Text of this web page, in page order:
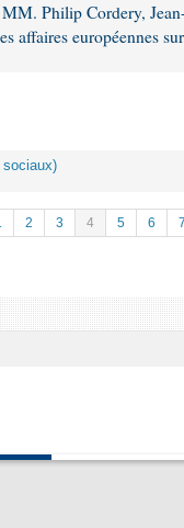
Philip Cordery,
affaires européennes
sociaux)
2 3 4 5 6